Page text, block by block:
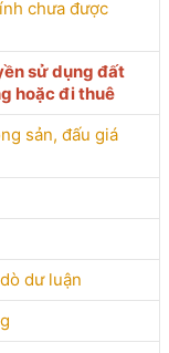
chưa được
sử dụng đất
hoặc đi thuê
sản, đấu giá
dư luận